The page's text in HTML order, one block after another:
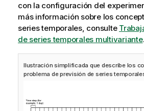
con la configuración del
más información sobre los
series temporales, consulte
de series temporales multivariante.
Ilustración simplificada que describe los
problema de previsión de series